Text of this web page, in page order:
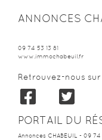
ANNONCES
09 74 53 13 81
www.immochabeuil.fr
Retrouvez-nous
PORTAIL DU
Annonces CHABEUIL - 09